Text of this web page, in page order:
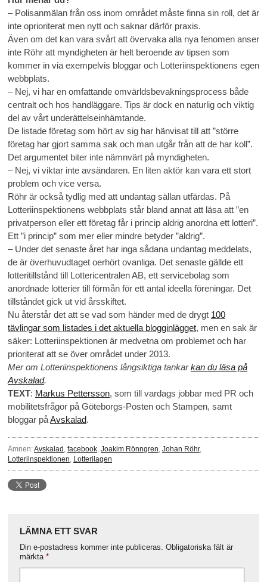
– Polisanmälan från oss inom området måste finna sin roll, det är
inte oprioriterat men nytt och saknar därför praxis.
Även om det kan vara svårt att övervaka alla nya fenomen anser
inte Röhr att myndigheten är helt beroende av tipsen som
kommer in via exempelvis bloggar och Lotteriinspektionens egen
webbplats.
– Nej, vi har en omfattande omvärldsbevakningsprocess både
centralt och hos handläggare. Tips är dock en naturlig och viktig
del av vårt underättelseinhämtande.
De listade företag som hört av sig har hänvisat till att ”större
företag har gjort samma sak och man utgår från att de har koll”.
Det argumentet biter inte nämnvärt på myndigheten.
– Nej, vi viktar inte avsändaren. En liten aktör kan vara ett stort
problem och vice versa.
Röhr är också tydlig med att undantag sällan utfärdas. På
Lotteriinspektionens webbplats står bland annat att läsa att ”en
privatperson eller ett företag får i princip aldrig anordna ett lotteri”.
Ett ”i princip” som mer eller mindre betyder ”aldrig”.
– Under det senaste året har inga sådana undantag meddelats,
de är överhuvudtaget oerhört ovanliga. Det senaste gällde ett
lotteritillstånd till Lottericentralen AB, ett servicebolag som
anordnade lotterier till förmån för ett antal ideella föreningar. Det
tillståndet gick ut vid årsskiftet.
Nu återstår det att se vad som händer med de drygt 100
tävlingar som listades i det aktuella blogginlägget, men en sak är
säker: Lotteriinspektionen är medvetna om problemet och har
prioriterat att se över området under 2013.
Mer om Lotteriinspektionens långsiktiga tankarkan du läsa på
Avskalad.
TEXT: Markus Pettersson, som till vardags jobbar med PR och
mobilitetsfrågor på Göteborgs-Posten och Stampen, samt
bloggar påAvskalad.
Ämnen:Avskalad facebook Joakim Rönngren Johan Röhr,
Lotteriinspektionen
Lotterilagen
LÄMNA ETT SVAR
Din e-postadress kommer inte publiceras. Obligatoriska fält är
märkta *